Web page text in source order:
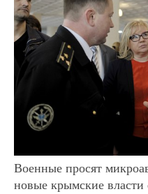
Военные просят
новые крымские власти